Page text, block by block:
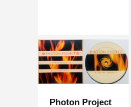
Photon Project